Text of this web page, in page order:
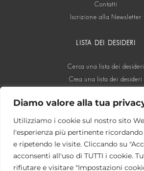
Diamo valore alla tua
Utilizziamo i cookie sul nostro sito
l'esperienza più pertinente
e ripetendo le visite. Cliccando su
acconsenti all'uso di TUTTI i cookie.
rifiutare e visitare "Impostazioni
Contatti
Iscrizione alla Newsletter
LISTA DEI DESIDERI
Cerca una lista dei desideri
Crea una lista dei desideri
SOCIAL